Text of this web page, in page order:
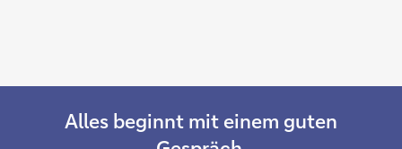
Alles beginnt mit einem guten